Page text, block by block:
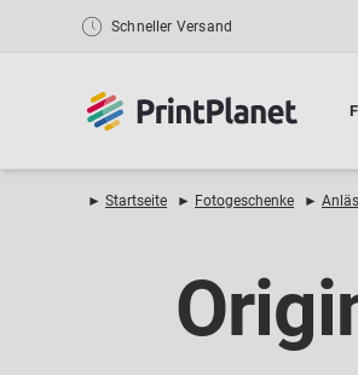
Schneller Versand
► Startseite ► Fotogeschenke ►